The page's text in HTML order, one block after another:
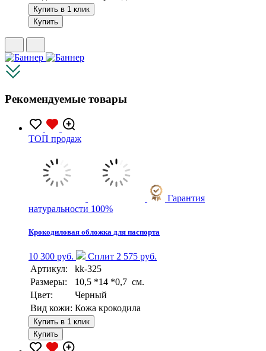
Купить в 1 клик
Купить
Рекомендуемые товары
TOП продаж
Гарантия
натуральности 100%
Крокодиловая обложка для паспорта
10 300 руб.
Сплит 2 575 руб.
Артикул:
kk-325
Размеры:
10,5 *14 *0,7 см.
Цвет:
Черный
Вид кожи: Кожа крокодила
Купить в 1 клик
Купить